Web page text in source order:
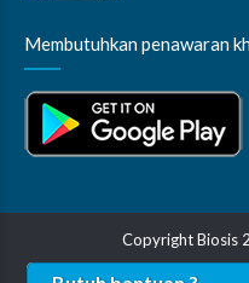
Membutuhkan penawaran
Copyright Biosis